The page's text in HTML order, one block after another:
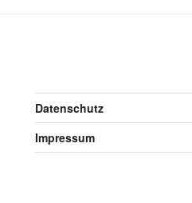
Datenschutz
Impressum